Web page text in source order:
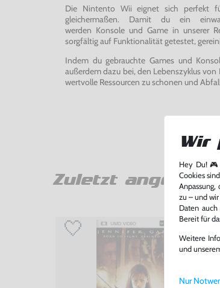
Die Nintento Wii eignet sich perfekt
gleichermaßen. Damit du ein
werden Konsole und Game in unserer
sorgfältig auf Funktionalität getestet,
Indem du gebrauchte Games und
außerdem dazu bei, den Lebenszyklus
wertvolle Ressourcen zu schonen und
Zuletzt
Hey Du! 🎮
Cookies
zu – und
Daten
Bereit für
Weitere
und
Nur